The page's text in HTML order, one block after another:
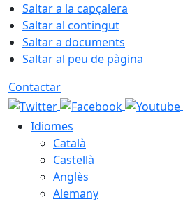
Saltar a la capçalera
Saltar al contingut
Saltar a documents
Saltar al peu de pàgina
Contactar
Idiomes
Català
Castellà
Anglès
Alemany